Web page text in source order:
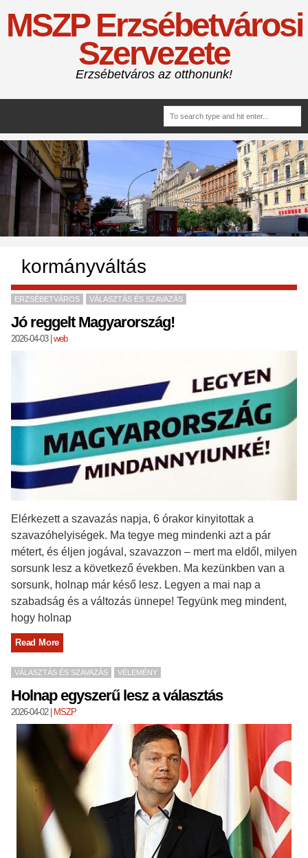
MSZP Erzsébetvárosi
Szervezete
Erzsébetváros az otthonunk!
kormányváltás
ERZSÉBETVÁROS VÁLASZTÁS ÉS SZAVAZÁS
Jó reggelt Magyarország!
2026-04-03| web
Elérkezett a szavazás napja, 6 órakor kinyitottak a
szavazóhelyiségek. Ma tegye meg mindenki azt a pár
métert, és éljen jogával, szavazzon – mert ma eldől, milyen
sorsunk lesz a következő években. Ma kezünkben van a
sorsunk, holnap már késő lesz. Legyen a mai nap a
szabadság és a változás ünnepe! Tegyünk meg mindent,
hogy holnap
Read More
VÁLASZTÁS ÉS SZAVAZÁS VÉLEMÉNY
Holnap egyszerű lesz a választás
2026-04-02| MSZP